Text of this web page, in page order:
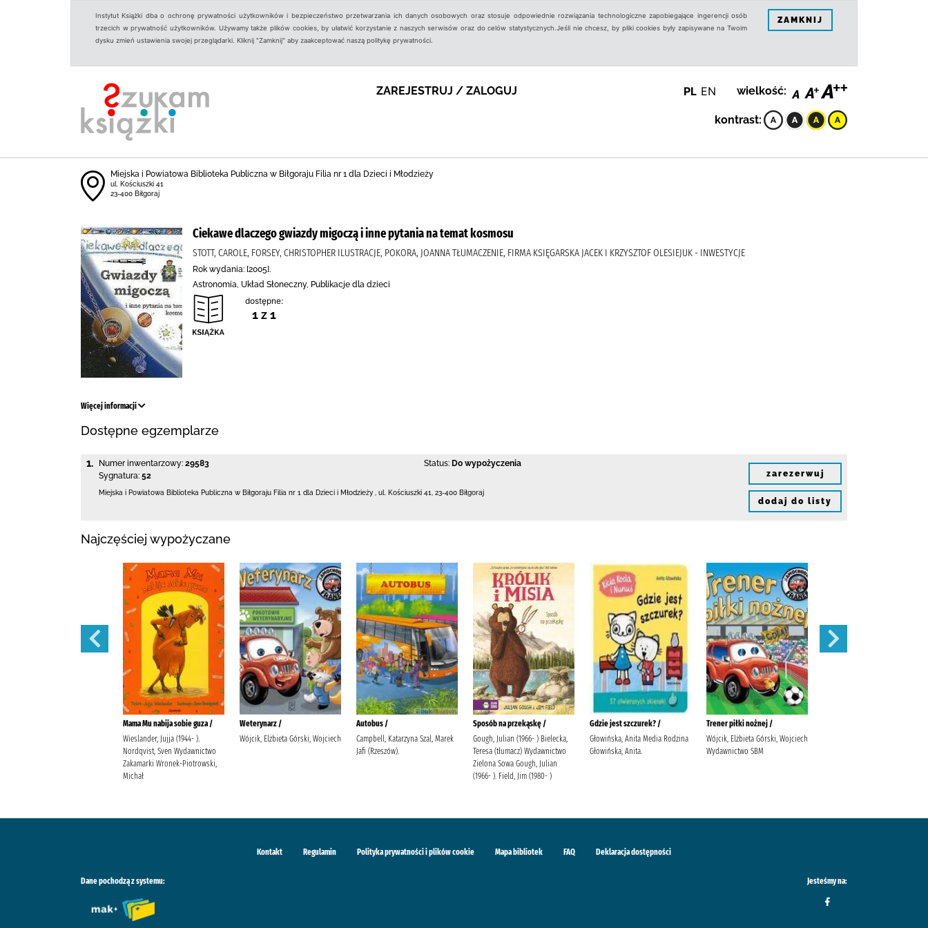
Instytut Książki dba o ochronę prywatności użytkowników i bezpieczeństwo przetwarzania ich danych osobowych oraz stosuje odpowiednie rozwiązania technologiczne zapobiegające ingerencji osób
trzecich w prywatność użytkowników. Używamy także plików cookies, by ułatwić korzystanie z naszych serwisów oraz do celów statystycznych.Jeśli nie chcesz, by pliki cookies były zapisywane na Twoim
dysku zmień ustawienia swojej przeglądarki. Kliknij "Zamknij" aby zaakceptować naszą politykę prywatności.
ZAMKNIJ
ZAREJESTRUJ / ZALOGUJ PL EN wielkość:
kontrast:
Miejska i Powiatowa Biblioteka Publiczna w Biłgoraju Filia nr 1 dla Dzieci i Młodzieży
ul. Kościuszki 41
23-400 Biłgoraj
Ciekawe dlaczego gwiazdy migoczą i inne pytania na temat kosmosu
STOTT, CAROLE, FORSEY, CHRISTOPHER ILUSTRACJE, POKORA, JOANNA TŁUMACZENIE, FIRMA KSIĘGARSKA JACEK I KRZYSZTOF OLESIEJUK - INWESTYCJE
Rok wydania: [2005].
Astronomia, Układ Słoneczny, Publikacje dla dzieci
dostępne:
1 z 1
Więcej informacji
Dostępne egzemplarze
1. Numer inwentarzowy: 29583
Sygnatura: 52
Status: Do wypożyczenia
Miejska i Powiatowa Biblioteka Publiczna w Biłgoraju Filia nr 1 dla Dzieci i Młodzieży ul. Kościuszki 41 23-400 Biłgoraj
zarezerwuj
dodaj do listy
Najczęściej wypożyczane
Mama Mu nabija sobie guza /
Wieslander, Jujja (1944- ).
Nordqvist, Sven Wydawnictwo
Zakamarki Wronek-Piotrowski,
Michał
Weterynarz /
Wójcik, Elżbieta Górski, Wojciech
Autobus /
Campbell, Katarzyna Szal, Marek
Jafi (Rzeszów).
Sposób na przekąskę /
Gough, Julian (1966- ) Bielecka,
Teresa (tłumacz) Wydawnictwo
Zielona Sowa Gough, Julian
(1966- ). Field, Jim (1980- )
Gdzie jest szczurek? /
Głowińska, Anita Media Rodzina
Głowińska, Anita.
Trener piłki nożnej /
Wójcik, Elżbieta Górski, Wojciech
Wydawnictwo SBM
Kontakt Regulamin Polityka prywatności i plików cookie Mapa bibliotek FAQ Deklaracja dostępności
Dane pochodzą z systemu: Jesteśmy na: